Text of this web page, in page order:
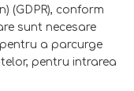
(GDPR), conform
sunt necesare
a parcurge
pentru intrarea